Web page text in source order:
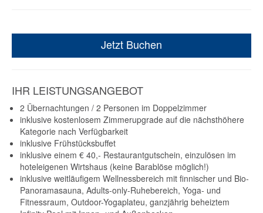
Jetzt Buchen
IHR LEISTUNGSANGEBOT
2 Übernachtungen / 2 Personen im Doppelzimmer
inklusive kostenlosem Zimmerupgrade auf die nächsthöhere
Kategorie nach Verfügbarkeit
inklusive Frühstücksbuffet
inklusive einem € 40,- Restaurantgutschein, einzulösen im
hoteleigenen Wirtshaus (keine Barablöse möglich!)
inklusive weitläufigem Wellnessbereich mit finnischer und Bio-
Panoramasauna, Adults-only-Ruhebereich, Yoga- und
Fitnessraum, Outdoor-Yogaplateu, ganzjährig beheiztem